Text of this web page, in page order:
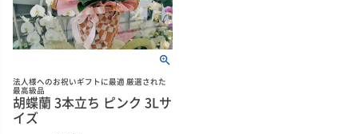
法人様へのお祝いギフトに最適 厳選された
最高級品
胡蝶蘭 3本立ち ピンク 3Lサ
イズ